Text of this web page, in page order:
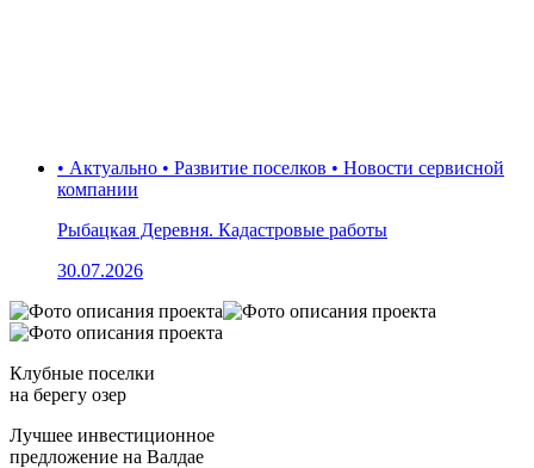
• Актуально • Развитие поселков • Новости сервисной
компании
Рыбацкая Деревня. Кадастровые работы
30.07.2026
Клубные поселки
на берегу озер
Лучшее инвестиционное
предложение на Валдае